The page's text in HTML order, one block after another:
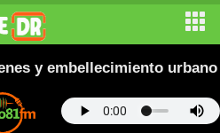
y embellecimiento urbano